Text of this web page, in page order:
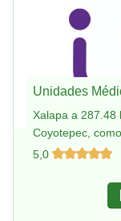
Unidades
Xalapa a 287.48
Coyotepec,
5,0